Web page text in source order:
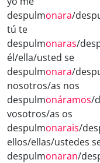
despulmonara/
tú te
despulmonaras/
él/ella/usted se
despulmonara/
nosotros/as nos
despulmonáramos/
vosotros/as os
despulmonarais/
ellos/ellas/ustedes
despulmonaran/